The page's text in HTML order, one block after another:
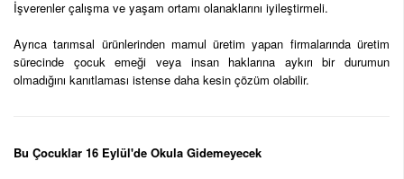
İşverenler çalışma ve yaşam ortamı olanaklarını iyileştirmeli.
Ayrıca tarımsal ürünlerinden mamul üretim yapan firmalarında üretim
sürecinde çocuk emeği veya insan haklarına aykırı bir durumun
olmadığını kanıtlaması istense daha kesin çözüm olabilir.
Bu Çocuklar 16 Eylül'de Okula Gidemeyecek